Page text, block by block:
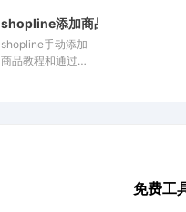
shopline添加商品和批量导入教
shopline手动添加
商品教程和通过
免费工